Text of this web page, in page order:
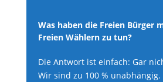
Was haben die Freien Bürger
Freien Wählern zu tun?
Die Antwort ist einfach: Gar
Wir sind zu 100 % unabhängig.